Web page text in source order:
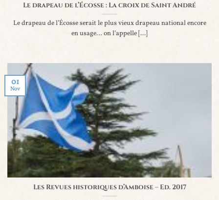
Le drapeau de l’Écosse : La croix de Saint André
Le drapeau de l’Écosse serait le plus vieux drapeau national encore
en usage… on l’appelle [...]
Les Revues historiques d’Amboise – Ed. 2017
01
Nov